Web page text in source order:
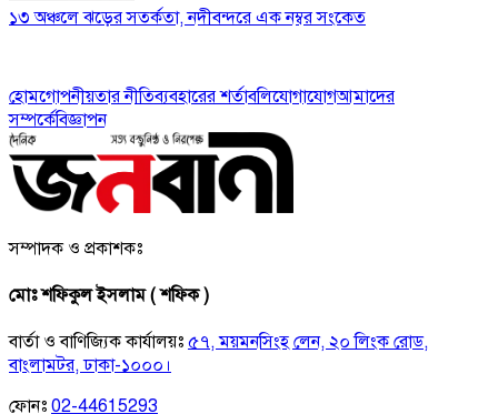
১৩ অঞ্চলে ঝড়ের সতর্কতা, নদীবন্দরে এক নম্বর সংকেত
হোমগোপনীয়তার নীতিব্যবহারের শর্তাবলিযোগাযোগআমাদের
সম্পর্কেবিজ্ঞাপন
সম্পাদক ও প্রকাশকঃ
মোঃ শফিকুল ইসলাম ( শফিক )
বার্তা ও বাণিজ্যিক কার্যালয়ঃ ৫৭, ময়মনসিংহ লেন, ২০ লিংক রোড,
বাংলামটর, ঢাকা-১০০০।
ফোনঃ 02-44615293